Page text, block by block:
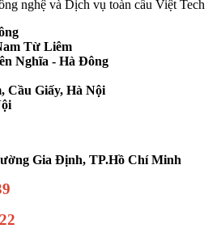
nghệ và Dịch vụ toàn cầu Việt Tech
Từ Liêm
Nghĩa - Hà Đông
Cầu Giấy, Hà Nội
Gia Định, TP.Hồ Chí Minh